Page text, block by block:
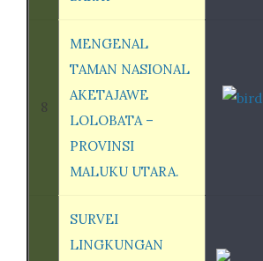
8
MENGENAL
TAMAN NASIONAL
AKETAJAWE
LOLOBATA –
PROVINSI
MALUKU UTARA.
SURVEI
LINGKUNGAN